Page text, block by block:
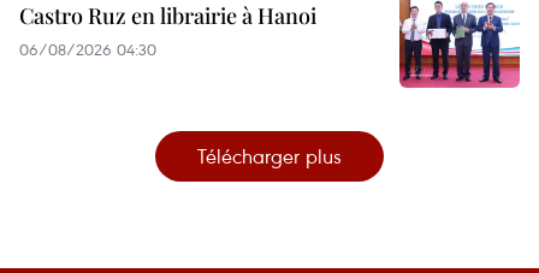
Castro Ruz en librairie à Hanoi
06/08/2026 04:30
Télécharger plus